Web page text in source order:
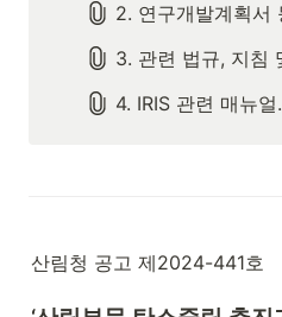
4. IRIS 관련 매뉴
산림청 공고 제2024-441호